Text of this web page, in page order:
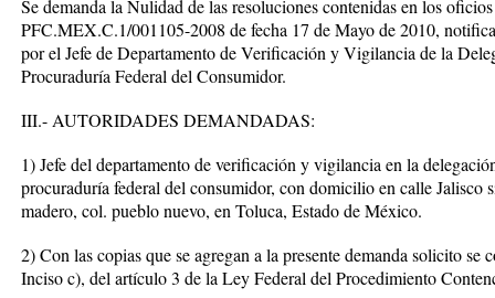
Se demanda la Nulidad de las resoluciones contenidas en los
PFC.MEX.C.1/001105-2008 de fecha 17 de Mayo de 2010,
por el Jefe de Departamento de Verificación y Vigilancia de la
Procuraduría Federal del Consumidor.
III.- AUTORIDADES DEMANDADAS:
1) Jefe del departamento de verificación y vigilancia en la
procuraduría federal del consumidor, con domicilio en calle Jalisco
madero, col. pueblo nuevo, en Toluca, Estado de México.
2) Con las copias que se agregan a la presente demanda solicito
Inciso c), del artículo 3 de la Ley Federal del Procedimiento